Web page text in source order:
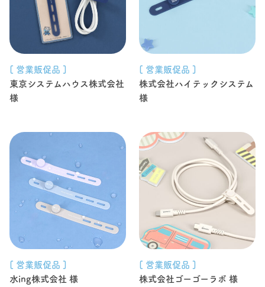
[ 営業販促品 ]
東京システムハウス株式会社
様
[ 営業販促品 ]
株式会社ハイテックシステム
様
[ 営業販促品 ]
水ing株式会社 様
[ 営業販促品 ]
株式会社ゴーゴーラボ 様